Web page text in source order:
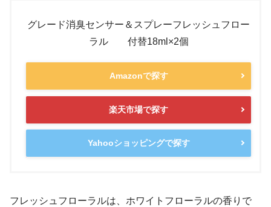
グレード消臭センサー＆スプレーフレッシュフロー
ラル 付替18ml×2個
Amazonで探す
楽天市場で探す
Yahooショッピングで探す
フレッシュフローラルは、ホワイトフローラルの香りで